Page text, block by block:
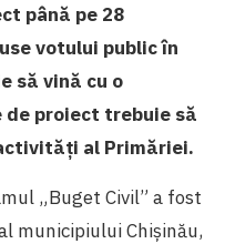
până pe 28
votului public în
să vină cu o
proiect trebuie să
al Primăriei.
„Buget Civil” a fost
municipiului Chișinău,